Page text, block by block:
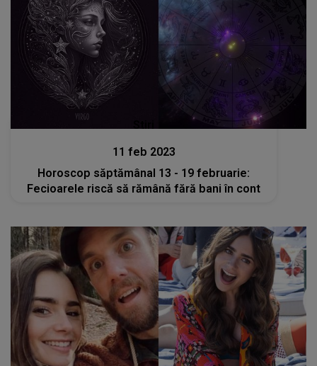
11 feb 2023
Horoscop săptămânal 13 - 19 februarie:
Fecioarele riscă să rămână fără bani în cont